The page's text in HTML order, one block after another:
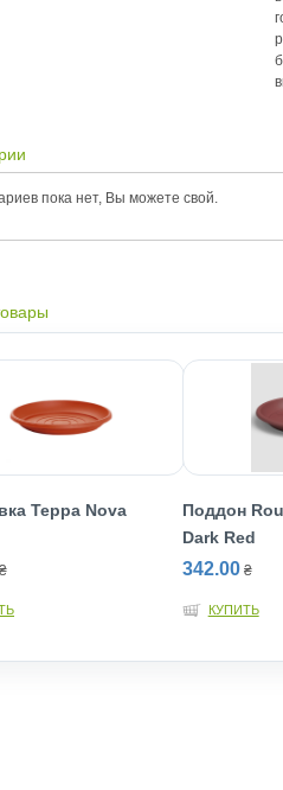
пока нет, Вы можете свой.
Терра Nova
₴
Поддон
Dark Red
342.00 ₴
КУПИТЬ